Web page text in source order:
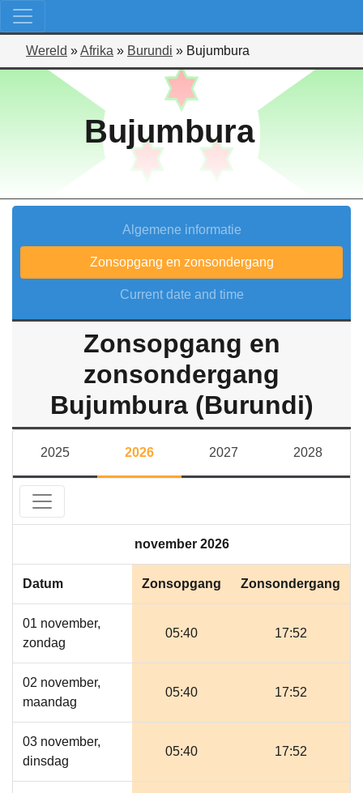
Wereld »Afrika » Burundi » Bujumbura
Bujumbura
Algemene informatie
Zonsopgang en zonsondergang
Current date and time
Zonsopgang en
zonsondergang
Bujumbura (Burundi)
2025 2026 2027 2028
november 2026
Datum Zonsopgang Zonsondergang
01 november,
zondag
05:40 17:52
02 november,
maandag
05:40 17:52
03 november,
dinsdag
05:40 17:52